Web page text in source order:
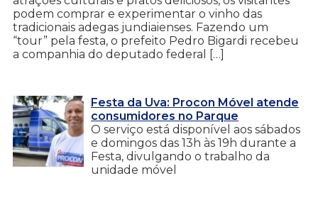
podem comprar e experimentar o vinho das
tradicionais adegas jundiaienses. Fazendo um
“tour” pela festa, o prefeito Pedro Bigardi recebeu
a companhia do deputado federal […]
Festa da Uva: Procon Móvel atende
consumidores no Parque
O serviço está disponível aos sábados
e domingos das 13h às 19h durante a
Festa, divulgando o trabalho da
unidade móvel